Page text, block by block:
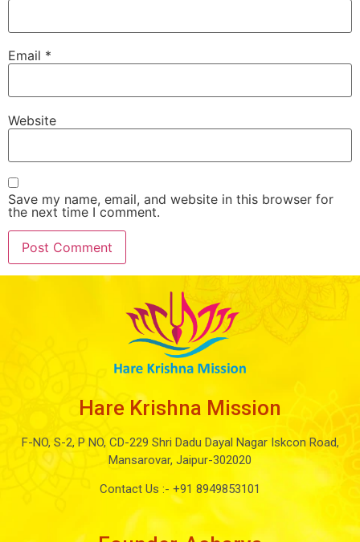
Email *
Website
Save my name, email, and website in this browser for
the next time I comment.
Hare Krishna Mission
F-NO, S-2, P NO, CD-229 Shri Dadu Dayal Nagar Iskcon Road,
Mansarovar, Jaipur-302020
Contact Us :- +91 8949853101